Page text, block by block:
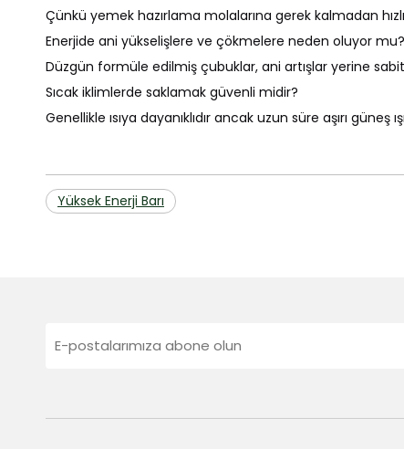
Çünkü yemek hazırlama molalarına gerek kalmadan
Enerjide ani yükselişlere ve çökmelere neden oluyor mu?
Düzgün formüle edilmiş çubuklar, ani artışlar yerine sabit
Sıcak iklimlerde saklamak güvenli midir?
Genellikle ısıya dayanıklıdır ancak uzun süre aşırı güneş
Yüksek Enerji Barı